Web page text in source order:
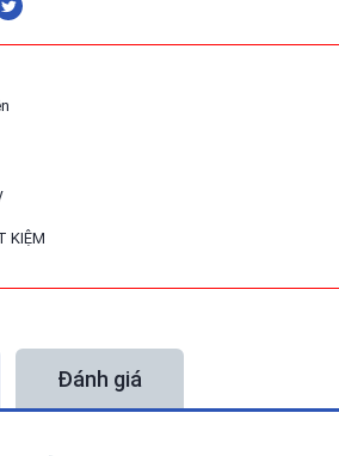
KIỆM
Đánh giá